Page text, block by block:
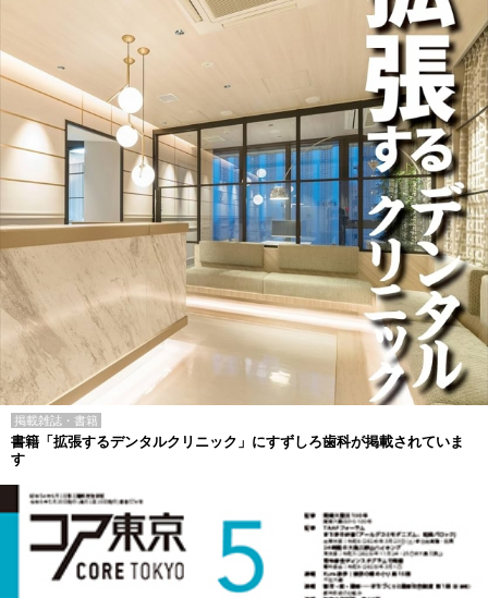
掲載雑誌・書籍
書籍「拡張するデンタルクリニック」にすずしろ歯科が掲載されていま
す